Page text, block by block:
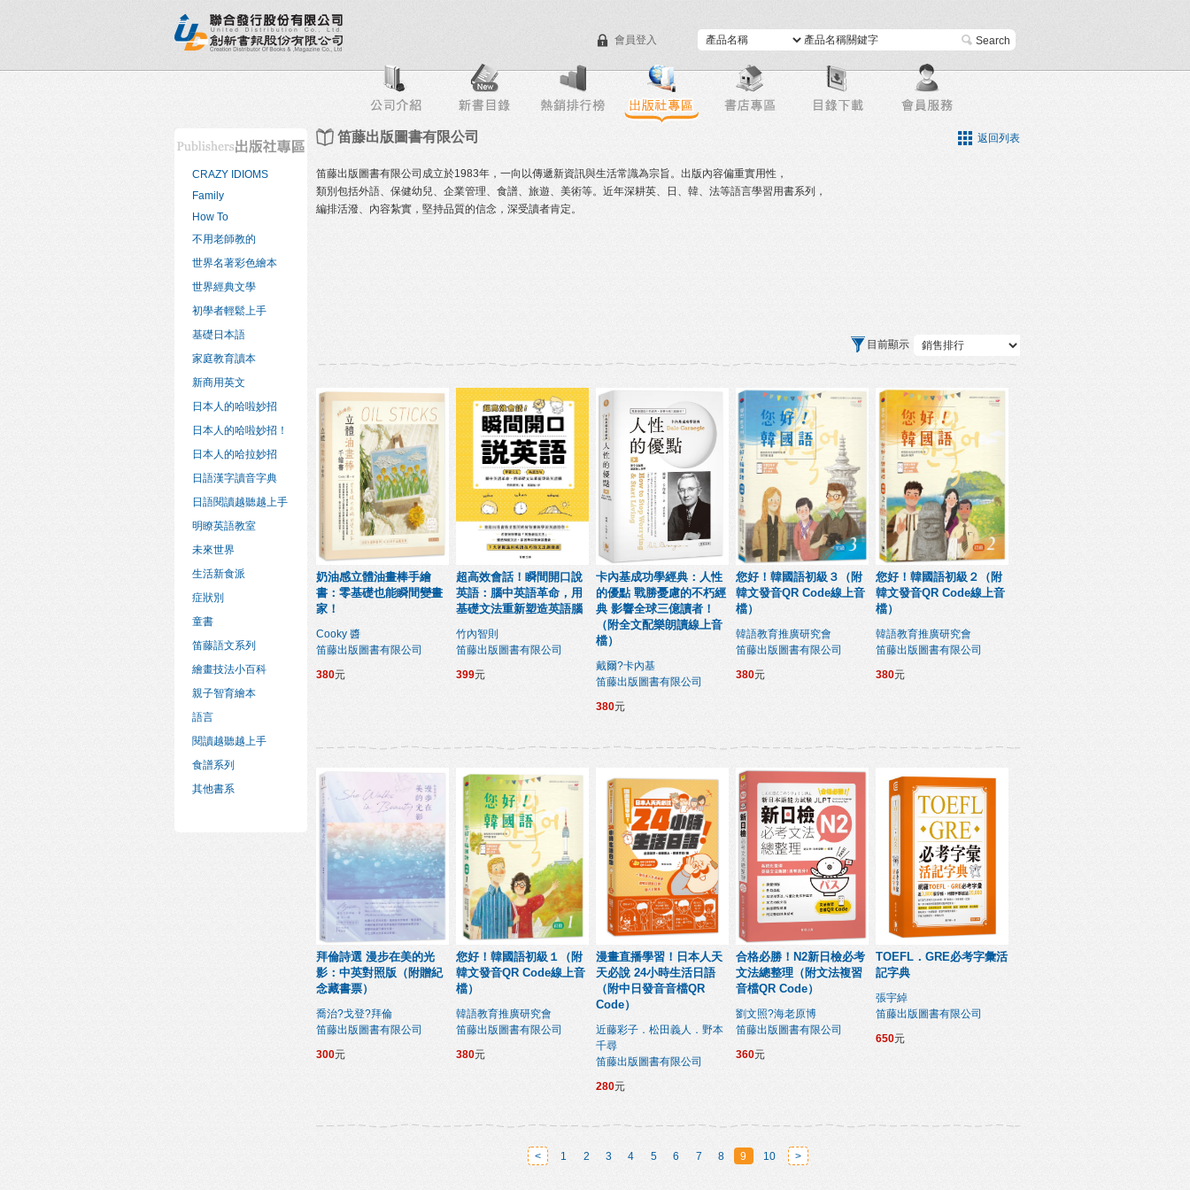
會員登入 進階搜尋
新書目錄 熱銷排行榜 出版社專區 書店專區 目錄下載 會員服務
CRAZY IDIOMS
Family
How To
不用老師教的
世界名著彩色繪本
世界經典文學
初學者輕鬆上手
基礎日本語
家庭教育讀本
新商用英文
日本人的哈啦妙招
日本人的哈啦妙招！
日本人的哈拉妙招
日語漢字讀音字典
日語閱讀越聽越上手
明瞭英語教室
未來世界
生活新食派
症狀別
童書
笛藤語文系列
繪畫技法小百科
親子智育繪本
語言
閱讀越聽越上手
食譜系列
其他書系
笛藤出版圖書有限公司 返回列表
笛藤出版圖書有限公司成立於1983年，一向以傳遞新資訊與生活常識為宗旨。出版內容偏重實用性，
類別包括外語、保健幼兒、企業管理、食譜、旅遊、美術等。近年深耕英、日、韓、法等語言學習用書系列，
編排活潑、內容紮實，堅持品質的信念，深受讀者肯定。
目前顯示
奶油感立體油畫棒手繪
書：零基礎也能瞬間變畫
家！
Cooky 醬
笛藤出版圖書有限公司
380元
超高效會話！瞬間開口說
英語：腦中英語革命，用
基礎文法重新塑造英語腦
竹內智則
笛藤出版圖書有限公司
399元
卡內基成功學經典：人性
的優點 戰勝憂慮的不朽經
典 影響全球三億讀者！
（附全文配樂朗讀線上音
檔）
戴爾?卡內基
笛藤出版圖書有限公司
380元
您好！韓國語初級３（附
韓文發音QR Code線上音
檔）
韓語教育推廣研究會
笛藤出版圖書有限公司
380元
您好！韓國語初級２（附
韓文發音QR Code線上音
檔）
韓語教育推廣研究會
笛藤出版圖書有限公司
380元
拜倫詩選 漫步在美的光
影：中英對照版（附贈紀
念藏書票）
喬治?戈登?拜倫
笛藤出版圖書有限公司
300元
您好！韓國語初級１（附
韓文發音QR Code線上音
檔）
韓語教育推廣研究會
笛藤出版圖書有限公司
380元
漫畫直播學習！日本人天
天必說 24小時生活日語
（附中日發音音檔QR
Code）
近藤彩子．松田義人．野本
千尋
笛藤出版圖書有限公司
280元
合格必勝！N2新日檢必考
文法總整理（附文法複習
音檔QR Code）
劉文照?海老原博
笛藤出版圖書有限公司
360元
TOEFL．GRE必考字彙活
記字典
張宇綽
笛藤出版圖書有限公司
650元
< 1 2 3 4 5 6 7 8 9 10 >